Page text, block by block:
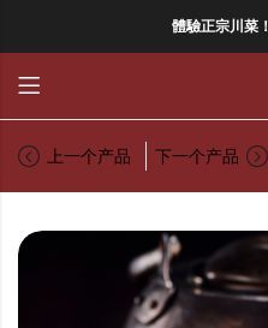
體驗正宗川菜！
上一个产品 下一个产品
CHILLI FAGARA
HOT AND MEEN
CHILLITARIAN
英語